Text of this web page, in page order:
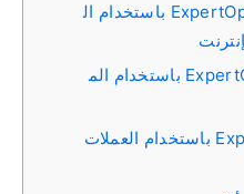
إيداع الأموال في ExpertOption باستخدام ال
قم بالإيداع في ExpertOption باستخدام الم
الإيداع في ExpertOption باستخدام العملات